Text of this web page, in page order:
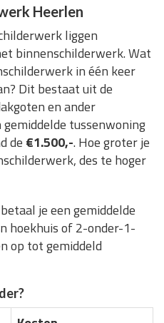
Heerlen
liggen
binnenschilderwerk. Wat
in één keer
Dit bestaat uit de
en ander
tussenwoning
de €1.500,-. Hoe groter je
des te hoger
je een gemiddelde
hoekhuis of 2-onder-1-
op tot gemiddeld